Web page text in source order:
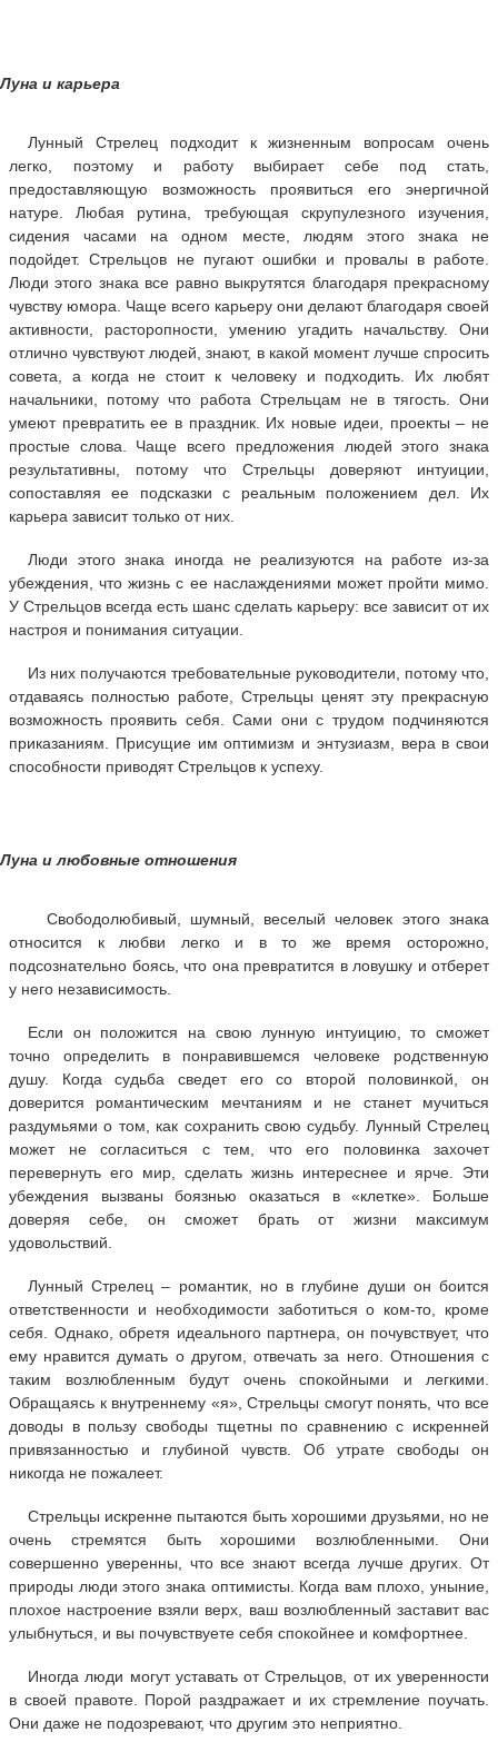
Луна и карьера
Лунный Стрелец подходит к жизненным вопросам очень
легко, поэтому и работу выбирает себе под стать,
предоставляющую возможность проявиться его энергичной
натуре. Любая рутина, требующая скрупулезного изучения,
сидения часами на одном месте, людям этого знака не
подойдет. Стрельцов не пугают ошибки и провалы в работе.
Люди этого знака все равно выкрутятся благодаря прекрасному
чувству юмора. Чаще всего карьеру они делают благодаря своей
активности, расторопности, умению угадить начальству. Они
отлично чувствуют людей, знают, в какой момент лучше спросить
совета, а когда не стоит к человеку и подходить. Их любят
начальники, потому что работа Стрельцам не в тягость. Они
умеют превратить ее в праздник. Их новые идеи, проекты – не
простые слова. Чаще всего предложения людей этого знака
результативны, потому что Стрельцы доверяют интуиции,
сопоставляя ее подсказки с реальным положением дел. Их
карьера зависит только от них.
Люди этого знака иногда не реализуются на работе из-за
убеждения, что жизнь с ее наслаждениями может пройти мимо.
У Стрельцов всегда есть шанс сделать карьеру: все зависит от их
настроя и понимания ситуации.
Из них получаются требовательные руководители, потому что,
отдаваясь полностью работе, Стрельцы ценят эту прекрасную
возможность проявить себя. Сами они с трудом подчиняются
приказаниям. Присущие им оптимизм и энтузиазм, вера в свои
способности приводят Стрельцов к успеху.
Луна и любовные отношения
Свободолюбивый, шумный, веселый человек этого знака
относится к любви легко и в то же время осторожно,
подсознательно боясь, что она превратится в ловушку и отберет
у него независимость.
Если он положится на свою лунную интуицию, то сможет
точно определить в понравившемся человеке родственную
душу. Когда судьба сведет его со второй половинкой, он
доверится романтическим мечтаниям и не станет мучиться
раздумьями о том, как сохранить свою судьбу. Лунный Стрелец
может не согласиться с тем, что его половинка захочет
перевернуть его мир, сделать жизнь интереснее и ярче. Эти
убеждения вызваны боязнью оказаться в «клетке». Больше
доверяя себе, он сможет брать от жизни максимум
удовольствий.
Лунный Стрелец – романтик, но в глубине души он боится
ответственности и необходимости заботиться о ком-то, кроме
себя. Однако, обретя идеального партнера, он почувствует, что
ему нравится думать о другом, отвечать за него. Отношения с
таким возлюбленным будут очень спокойными и легкими.
Обращаясь к внутреннему «я», Стрельцы смогут понять, что все
доводы в пользу свободы тщетны по сравнению с искренней
привязанностью и глубиной чувств. Об утрате свободы он
никогда не пожалеет.
Стрельцы искренне пытаются быть хорошими друзьями, но не
очень стремятся быть хорошими возлюбленными. Они
совершенно уверенны, что все знают всегда лучше других. От
природы люди этого знака оптимисты. Когда вам плохо, уныние,
плохое настроение взяли верх, ваш возлюбленный заставит вас
улыбнуться, и вы почувствуете себя спокойнее и комфортнее.
Иногда люди могут уставать от Стрельцов, от их уверенности
в своей правоте. Порой раздражает и их стремление поучать.
Они даже не подозревают, что другим это неприятно.